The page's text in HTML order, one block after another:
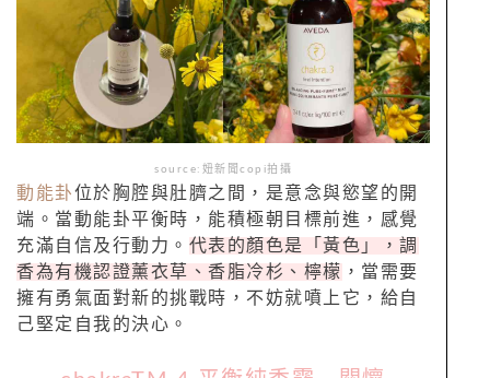
source:妞新聞copi拍攝
動能卦位於胸腔與肚臍之間，是意念與慾望的開
端。當動能卦平衡時，能積極朝目標前進，感覺
充滿自信及行動力。 代表的顏色是「黃色」，調
香為有機認證薰衣草、香脂冷杉、檸檬 ，當需要
擁有勇氣面對新的挑戰時，不妨就噴上它，給自
己堅定自我的決心。